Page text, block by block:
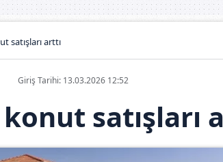
satışları arttı
Giriş Tarihi: 13.03.2026 12:52
satışları